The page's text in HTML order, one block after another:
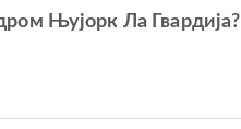
Њујорк Ла Гвардија?